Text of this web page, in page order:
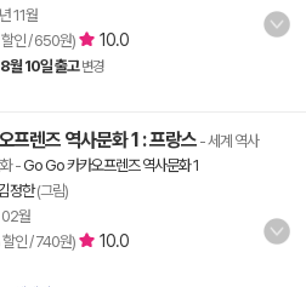
11월
인 / 650원) 10.0
8월 10일 출고 변경
프렌즈 역사문화 1 : 프랑스 - 세계 역사
-Go Go 카카오프렌즈 역사문화 1
정한(그림)
월
인 / 740원)
10.0